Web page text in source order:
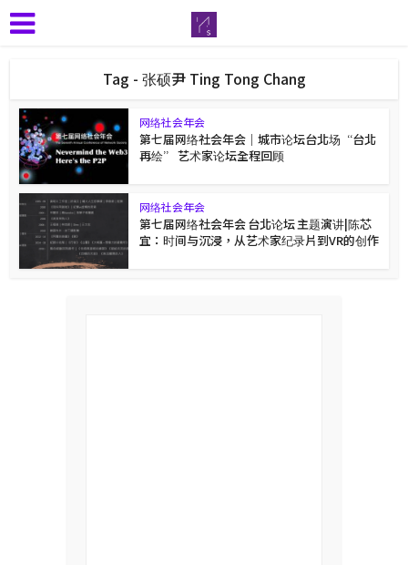
Tag - 张硕尹 Ting Tong Chang
网络社会年会
第七届网络社会年会｜城市论坛台北场“台北
再绘” 艺术家论坛全程回顾
网络社会年会
第七届网络社会年会 台北论坛 主题演讲|陈芯
宜：时间与沉浸，从艺术家纪录片到VR的创作